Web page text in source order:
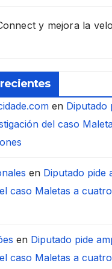
y mejora la
en Diputado
del caso
en Diputado pide
caso Maletas a cuatro
en Diputado pide
caso Maletas a cuatro